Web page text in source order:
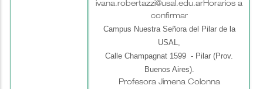
ivana.robertazzi@usal.edu.arHorarios a
confirmar
Campus Nuestra Señora del Pilar de la
USAL,
Calle Champagnat 1599 - Pilar (Prov.
Buenos Aires).
Profesora Jimena Colonna